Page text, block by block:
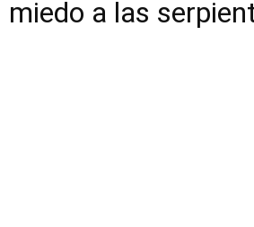
miedo a las